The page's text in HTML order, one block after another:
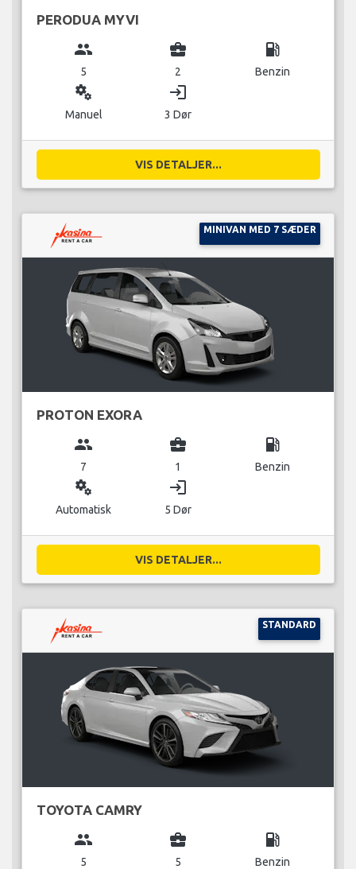
PERODUA MYVI
group
5
business_center
2
local_gas_station
Benzin
miscellaneous_services
Manuel
login
3 Dør
VIS DETALJER...
MINIVAN MED 7 SÆDER
PROTON EXORA
group
7
business_center
1
local_gas_station
Benzin
miscellaneous_services
Automatisk
login
5 Dør
VIS DETALJER...
STANDARD
TOYOTA CAMRY
group
5
business_center
5
local_gas_station
Benzin